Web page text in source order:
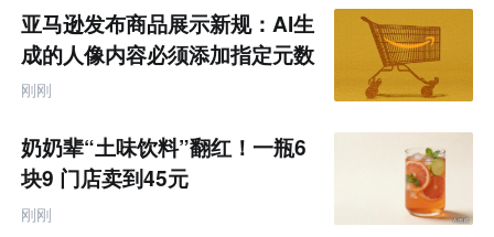
亚马逊发布商品展示新规：AI生
成的人像内容必须添加指定元数
据
刚刚
奶奶辈“土味饮料”翻红！一瓶6
块9 门店卖到45元
刚刚